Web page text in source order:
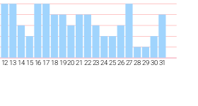
12 13 14 15 16 17 18 192021 22232425262728293031